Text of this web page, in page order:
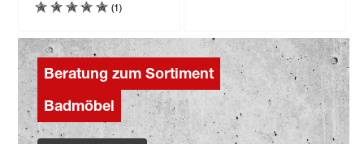
(1)
Beratung zum Sortiment
Badmöbel